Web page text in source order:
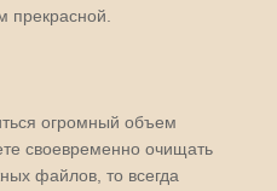
прекрасной.
огромный объем
своевременно очищать
файлов, то всегда